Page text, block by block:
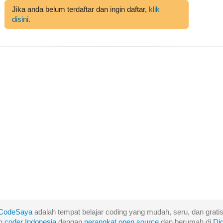
Jika anda belum terdaftar dan ingin daftar, klik
disini.
adalah tempat belajar coding yang mudah, seru, dan